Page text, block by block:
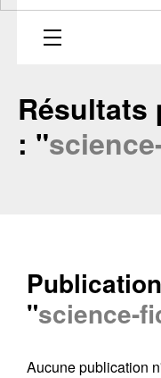
Résultats
: "
"science-
Aucune publication